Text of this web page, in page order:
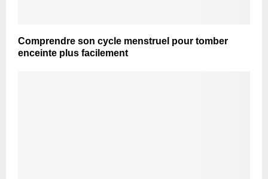
Comprendre son cycle menstruel pour tomber
enceinte plus facilement